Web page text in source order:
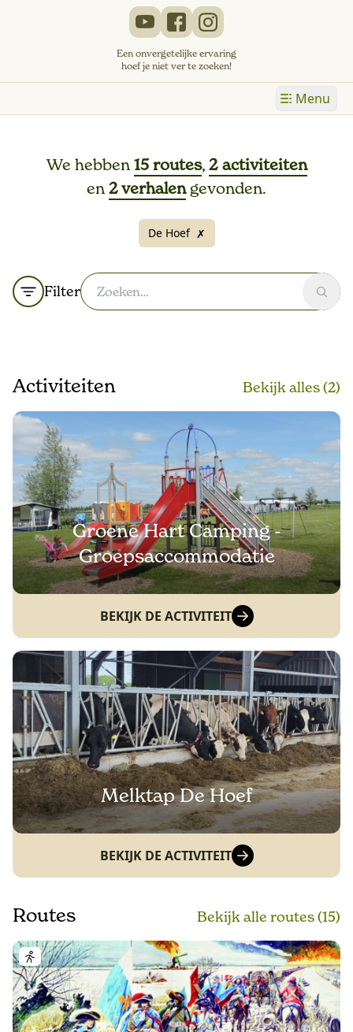
Een onvergetelijke ervaring
hoef je niet ver te zoeken!
Menu
We hebben15 routes,2 activiteiten
en2 verhalengevonden.
De Hoef ✗
Filter
Activiteiten Bekijk alles(2)
Groene Hart Camping -
Groepsaccommodatie
BEKIJK DE ACTIVITEIT
Melktap De Hoef
BEKIJK DE ACTIVITEIT
Routes Bekijk alle routes (15)